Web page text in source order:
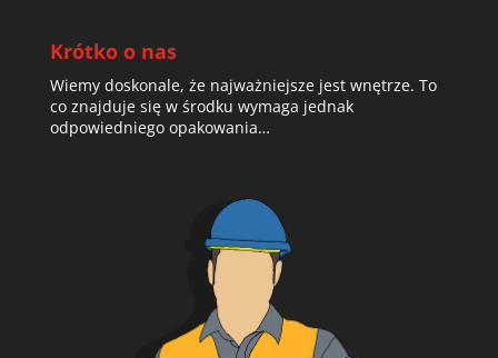
Krótko o nas
Wiemy doskonale, że najważniejsze jest wnętrze. To
co znajduje się w środku wymaga jednak
odpowiedniego opakowania…